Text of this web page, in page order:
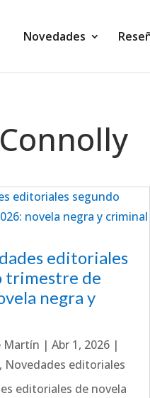
Novedades
editoriales
trimestre de
negra y
Martín |Abr 1, 2026 |
, Novedades editoriales
editoriales de novela